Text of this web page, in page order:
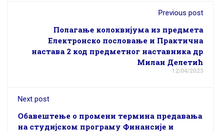
Previous post
Полагање колоквијума из предмета
Електронско пословање и Практична
настава 2 код предметног наставника др
Милан Делетић
12/04/2023
Next post
Обавештење о промени термина предавања
на студијском програму Финансије и